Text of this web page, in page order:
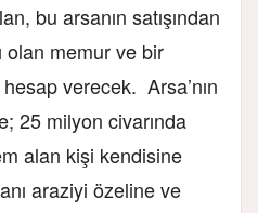
bu arsanın satışından
olan memur ve bir
verecek. Arsa’nın
25 milyon civarında
alan kişi kendisine
araziyi özeline ve